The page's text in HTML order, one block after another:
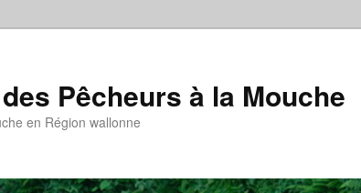
Pêcheurs à la Mouche
en Région wallonne